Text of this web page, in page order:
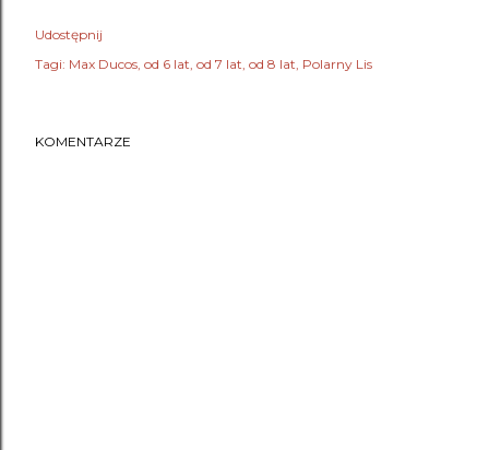
Udostępnij
Tagi: Max Ducos od 6 lat od 7 lat od 8 lat Polarny Lis
KOMENTARZE